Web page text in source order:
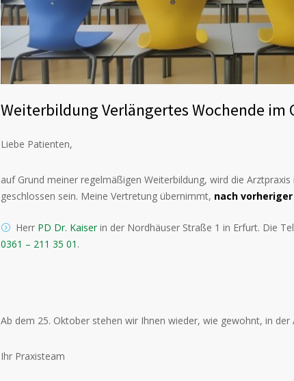
Weiterbildung Verlängertes Wochende im
Liebe Patienten,
auf Grund meiner regelmäßigen Weiterbildung, wird die
geschlossen sein. Meine Vertretung übernimmt, nach
Herr PD Dr. Kaiserin der Nordhäuser Straße 1 in Erfurt. Die
0361 – 211 35 01 .
Ab dem 25. Oktober stehen wir Ihnen wieder, wie gewohnt, in der
Ihr Praxisteam